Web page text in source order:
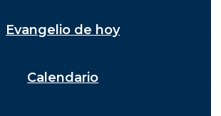
Evangelio de hoy
Calendario